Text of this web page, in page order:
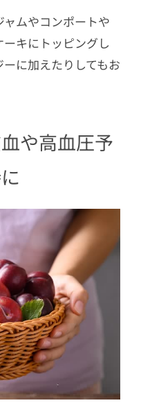
ムやコンポートや
キにトッピングし
に加えたりしてもお
や高血圧予